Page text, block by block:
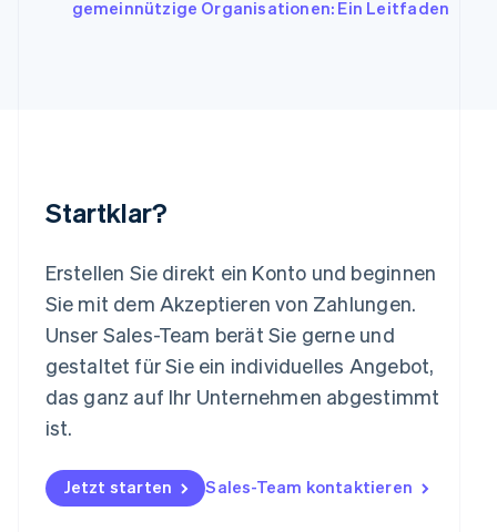
gemeinnützige Organisationen: Ein Leitfaden
Startklar?
Erstellen Sie direkt ein Konto und beginnen
Sie mit dem Akzeptieren von Zahlungen.
Unser Sales-Team berät Sie gerne und
gestaltet für Sie ein individuelles Angebot,
das ganz auf Ihr Unternehmen abgestimmt
ist.
Jetzt starten Sales-Team kontaktieren
English
Malta
Mexiko
Neuseeland
English
Niederlande
Norwegen
DeutschEnglish
Polen